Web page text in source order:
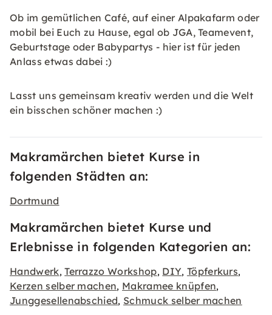
Ob im gemütlichen Café, auf einer Alpakafarm oder
mobil bei Euch zu Hause, egal ob JGA, Teamevent,
Geburtstage oder Babypartys - hier ist für jeden
Anlass etwas dabei :)
Lasst uns gemeinsam kreativ werden und die Welt
ein bisschen schöner machen :)
Makramärchen bietet Kurse in
folgenden Städten an:
Dortmund
Makramärchen bietet Kurse und
Erlebnisse in folgenden Kategorien an:
Handwerk,Terrazzo Workshop, DIY, Töpferkurs,
Kerzen selber machen, Makramee knüpfen,
Junggesellenabschied, Schmuck selber machen